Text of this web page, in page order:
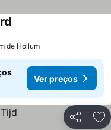
de Hollum
Ver preços
Partilhar